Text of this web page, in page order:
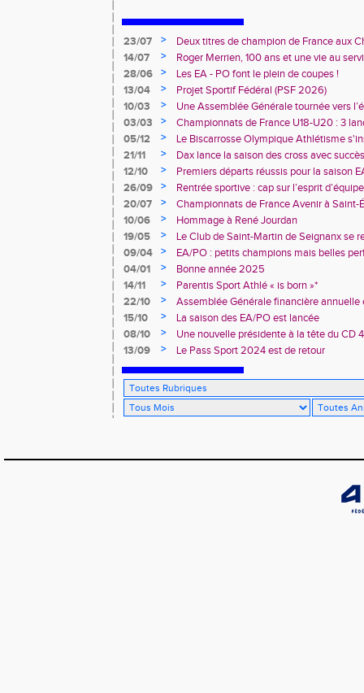
23/07 >
Deux titres de champion de France aux
Avenir !
14/07 >
Roger Merrien, 100 ans et une vie au
28/06
>
Les EA - PO font le plein de coupes !
13/04
>
Projet Sportif Fédéral (PSF 2026)
10/03
>
Une Assemblée Générale tournée vers
03/03
>
Championnats de France U18-U20 : 3
champions de France
05/12 >
Le Biscarrosse Olympique Athlétisme
Stade vers l'Emploi"
21/11 >
Dax lance la saison des cross avec succès
12/10
>
Premiers départs réussis pour la saison
26/09
>
Rentrée sportive : cap sur l’esprit
20/07
>
Championnats de France Avenir à Saint-
rendez-vous
10/06 >
Hommage à René Jourdan
19/05
>
Le Club de Saint-Martin de Seignanx se
09/04
>
EA/PO : petits champions mais belles
04/01
>
Bonne année 2025
14/11
>
Parentis Sport Athlé « is born »*
22/10
>
Assemblée Générale financière
Landes d’Athlétisme
15/10 >
La saison des EA/PO est lancée
08/10
>
Une nouvelle présidente à la tête du CD
13/09
> Le Pass Sport 2024 est de retour